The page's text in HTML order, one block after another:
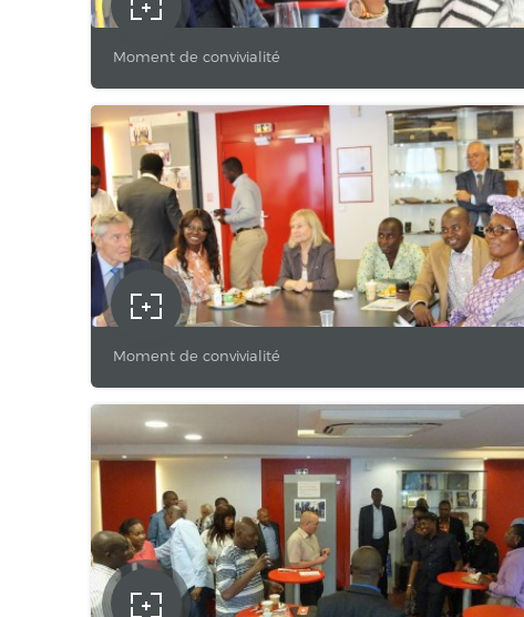
Moment de convivialité
Moment de convivialité